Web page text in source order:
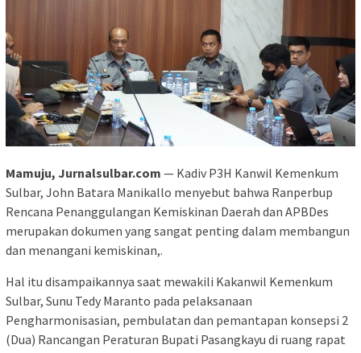
Mamuju, Jurnalsulbar.com — Kadiv P3H Kanwil Kemenkum
Sulbar, John Batara Manikallo menyebut bahwa Ranperbup
Rencana Penanggulangan Kemiskinan Daerah dan APBDes
merupakan dokumen yang sangat penting dalam membangun
dan menangani kemiskinan,.
Hal itu disampaikannya saat mewakili Kakanwil Kemenkum
Sulbar, Sunu Tedy Maranto pada pelaksanaan
Pengharmonisasian, pembulatan dan pemantapan konsepsi 2
(Dua) Rancangan Peraturan Bupati Pasangkayu di ruang rapat